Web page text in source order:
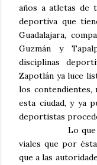
años a atletas de
deportiva que
Guadalajara,
Guzmán y
disciplinas
Zapotlán ya luce
los contendientes,
esta ciudad, y ya
deportistas
Lo que sí se
viales que por
que a las